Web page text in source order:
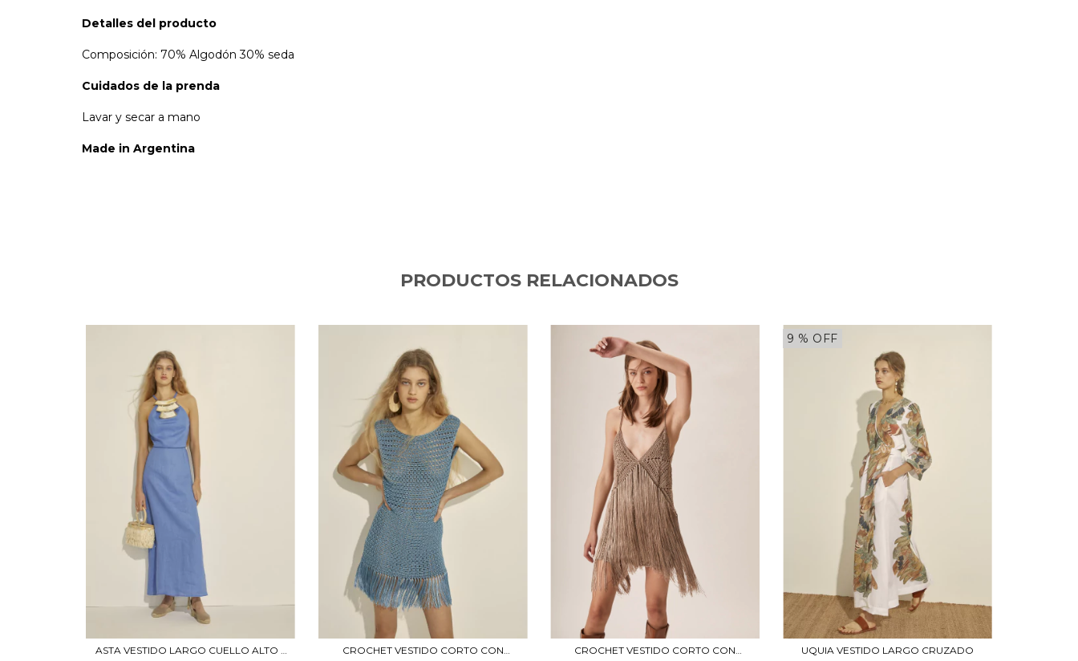
Detalles del producto
Composición: 70% Algodón 30% seda
Cuidados de la prenda
Lavar y secar a mano
Made in Argentina
PRODUCTOS RELACIONADOS
ASTA VESTIDO LARGO CUELLO ALTO -
CROCHET VESTIDO CORTO CON
CROCHET VESTIDO CORTO CON
9 % OFF
UQUIA VESTIDO LARGO CRUZADO